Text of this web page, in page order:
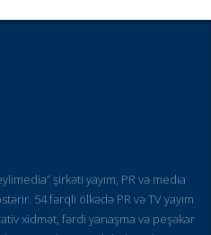
şirkəti yayım, PR və media
54 fərqli ölkədə PR və TV yayım
xidmət, fərdi yanaşma və peşəkar